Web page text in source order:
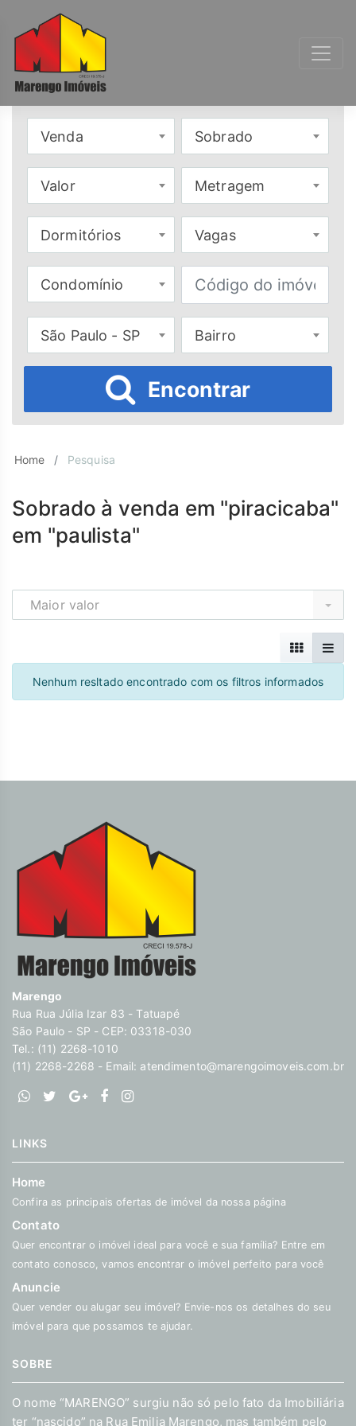
Venda Sobrado
Valor Metragem
Dormitórios Vagas
Condomínio
São Paulo - SP Bairro
Encontrar
Home Pesquisa
Sobrado à venda em "piracicaba"
em "paulista"
Maior valor
Nenhum resltado encontrado com os filtros informados
Marengo
Rua Rua Júlia Izar 83 - Tatuapé
São Paulo - SP - CEP: 03318-030
Tel.: (11) 2268-1010
(11) 2268-2268 - Email: atendimento@marengoimoveis.com.br
LINKS
Home
Confira as principais ofertas de imóvel da nossa página
Contato
Quer encontrar o imóvel ideal para você e sua família? Entre em
contato conosco, vamos encontrar o imóvel perfeito para você
Anuncie
Quer vender ou alugar seu imóvel? Envie-nos os detalhes do seu
imóvel para que possamos te ajudar.
SOBRE
O nome “MARENGO” surgiu não só pelo fato da Imobiliária
ter “nascido” na Rua Emilia Marengo, mas também pelo